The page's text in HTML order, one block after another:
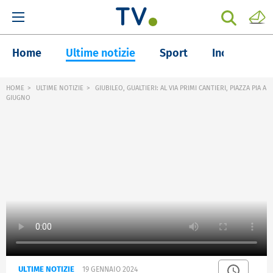
Home Ultime notizie Sport Inchieste
HOME ULTIME NOTIZIE
GIUBILEO, GUALTIERI: AL VIA PRIMI CANTIERI, PIAZZA PIA A
GIUGNO
ULTIME NOTIZIE 19 GENNAIO 2024